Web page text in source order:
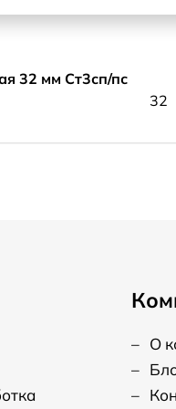
32 мм Ст3сп/пс
32
– О
–
–